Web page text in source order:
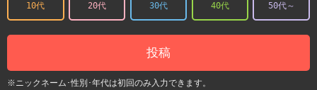
10代 20代 30代 40代 50代～
投稿
※ニックネーム･性別･年代は初回のみ入力できます。